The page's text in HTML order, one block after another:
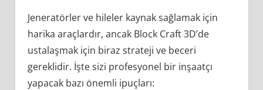
Jeneratörler ve hileler kaynak sağlamak için
harika araçlardır, ancak Block Craft 3D’de
ustalaşmak için biraz strateji ve beceri
gereklidir. İşte sizi profesyonel bir inşaatçı
yapacak bazı önemli ipuçları: